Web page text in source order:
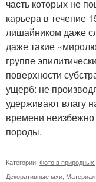
часть которых не
карьера в течение
лишайником даже
даже такие
группе
поверхности
ущерб: не
удерживают влагу
времени неизбежно
породы.
Категории: Фото в природных
Декоративные мхи,